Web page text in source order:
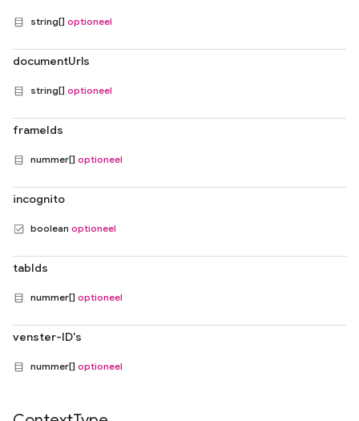
string[] optioneel
documentUrls
string[] optioneel
frameIds
nummer[] optioneel
incognito
boolean optioneel
tabIds
nummer[] optioneel
venster-ID's
nummer[] optioneel